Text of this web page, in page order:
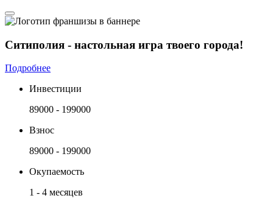
Ситиполия - настольная игра твоего города!
Подробнее
Инвестиции
89000 - 199000
Взнос
89000 - 199000
Окупаемость
1 - 4 месяцев